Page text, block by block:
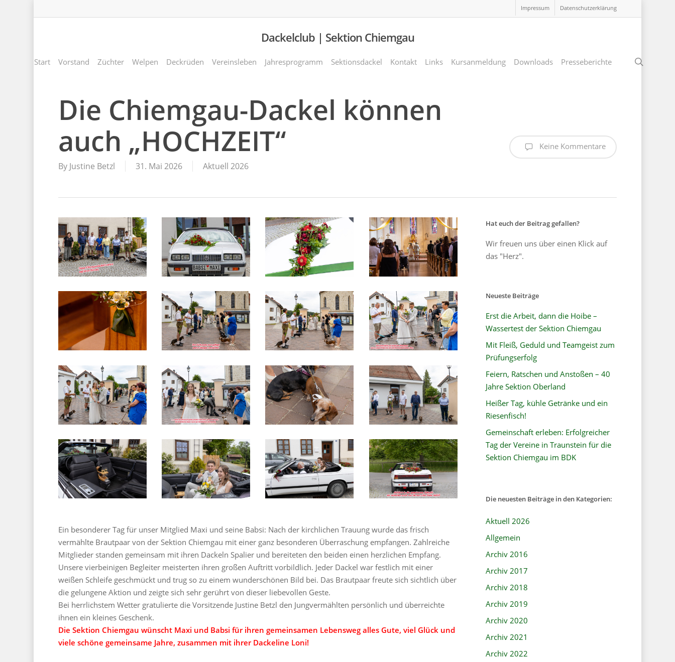
Impressum Datenschutzerklärung
Dackelclub | Sektion Chiemgau
Start Vorstand Züchter Welpen Deckrüden Vereinsleben Jahresprogramm Sektionsdackel Kontakt Links Kursanmeldung Downloads Presseberichte
Die Chiemgau-Dackel können
auch „HOCHZEIT“
By Justine Betzl 31. Mai 2026 Aktuell 2026
Keine Kommentare
Ein besonderer Tag für unser Mitglied Maxi und seine Babsi: Nach der kirchlichen Trauung wurde das frisch
vermählte Brautpaar von der Sektion Chiemgau mit einer ganz besonderen Überraschung empfangen. Zahlreiche
Mitglieder standen gemeinsam mit ihren Dackeln Spalier und bereiteten den beiden einen herzlichen Empfang.
Unsere vierbeinigen Begleiter meisterten ihren großen Auftritt vorbildlich. Jeder Dackel war festlich mit einer
weißen Schleife geschmückt und trug so zu einem wunderschönen Bild bei. Das Brautpaar freute sich sichtlich über
die gelungene Aktion und zeigte sich sehr gerührt von dieser liebevollen Geste.
Bei herrlichstem Wetter gratulierte die Vorsitzende Justine Betzl den Jungvermählten persönlich und überreichte
ihnen ein kleines Geschenk.
Die Sektion Chiemgau wünscht Maxi und Babsi für ihren gemeinsamen Lebensweg alles Gute, viel Glück und
viele schöne gemeinsame Jahre, zusammen mit ihrer Dackeline Loni!
Hat euch der Beitrag gefallen?
Wir freuen uns über einen Klick auf
das "Herz".
Neueste Beiträge
Erst die Arbeit, dann die Hoibe –
Wassertest der Sektion Chiemgau
Mit Fleiß, Geduld und Teamgeist zum
Prüfungserfolg
Feiern, Ratschen und Anstoßen – 40
Jahre Sektion Oberland
Heißer Tag, kühle Getränke und ein
Riesenfisch!
Gemeinschaft erleben: Erfolgreicher
Tag der Vereine in Traunstein für die
Sektion Chiemgau im BDK
Die neuesten Beiträge in den Kategorien:
Aktuell 2026
Allgemein
Archiv 2016
Archiv 2017
Archiv 2018
Archiv 2019
Archiv 2020
Archiv 2021
Archiv 2022